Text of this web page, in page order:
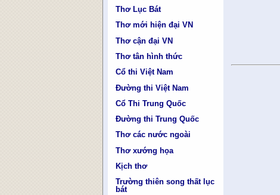
Thơ Lục Bát
Thơ mới hiện đại VN
Thơ cận đại VN
Thơ tân hình thức
Cổ thi Việt Nam
Đường thi Việt Nam
Cổ Thi Trung Quốc
Đường thi Trung Quốc
Thơ các nước ngoài
Thơ xướng họa
Kịch thơ
Trường thiên song thất lục
bát